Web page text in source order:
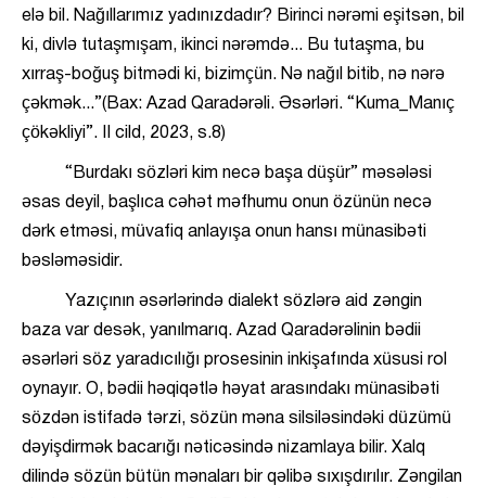
elə bil. Nağıllarımız yadınızdadır? Birinci nərəmi eşitsən, bil
ki, divlə tutaşmışam, ikinci nərəmdə... Bu tutaşma, bu
xırraş-boğuş bitmədi ki, bizimçün. Nə nağıl bitib, nə nərə
çəkmək...”(Bax: Azad Qaradərəli. Əsərləri. “Kuma_Manıç
çökəkliyi”. II cild, 2023, s.8)
“Burdakı sözləri kim necə başa düşür” məsələsi
əsas deyil, başlıca cəhət məfhumu onun özünün necə
dərk etməsi, müvafiq anlayışa onun hansı münasibəti
bəsləməsidir.
Yazıçının əsərlərində dialekt sözlərə aid zəngin
baza var desək, yanılmarıq. Azad Qaradərəlinin bədii
əsərləri söz yaradıcılığı prosesinin inkişafında xüsusi rol
oynayır. O, bədii həqiqətlə həyat arasındakı münasibəti
sözdən istifadə tərzi, sözün məna silsiləsindəki düzümü
dəyişdirmək bacarığı nəticəsində nizamlaya bilir. Xalq
dilində sözün bütün mənaları bir qəlibə sıxışdırılır. Zəngilan